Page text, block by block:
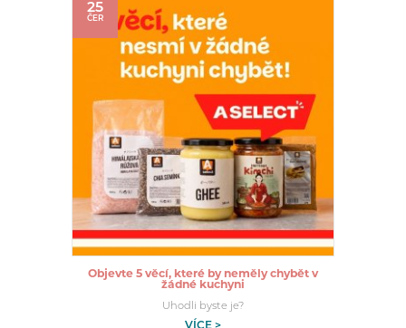
25
ČER
Objevte 5 věcí, které by neměly chybět v
žádné kuchyni
Uhodli byste je?